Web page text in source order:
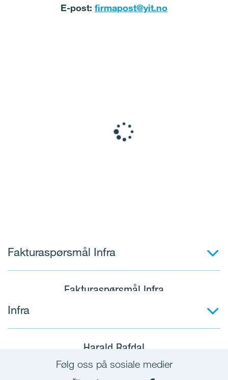
E-post: firmapost@yit.no
Fakturaspørsmål Infra
Fakturaspørsmål Infra
Fakturaer skal sendes fortrinnsvis i
Infra
Harald Rafdal
Administrerende direktør
Følg oss på sosiale medier